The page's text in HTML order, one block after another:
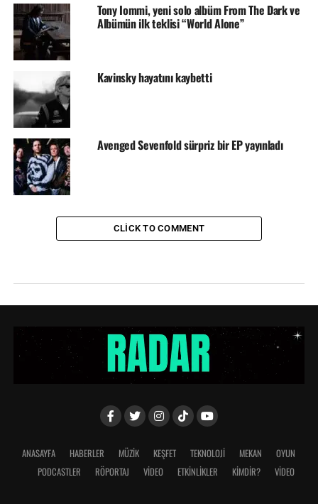
Tony Iommi, yeni solo albüm From The Dark ve
Albümün ilk teklisi “World Alone”
Kavinsky hayatını kaybetti
Avenged Sevenfold sürpriz bir EP yayınladı
CLICK TO COMMENT
ANASAYFA HABERLER MÜZİK KEŞFET TEKNOLOJİ MEKAN
OYUN
PODCASTLER
RÖPORTAJ VİDEO ETKİNLİKLER KİMDİR? VIDEO